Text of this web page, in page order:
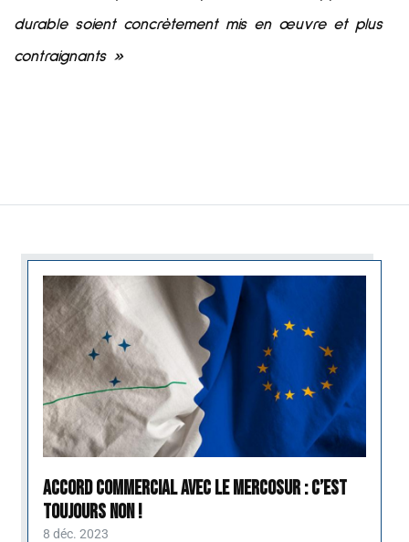
durable soient concrètement mis en œuvre et plus
contraignants »
Accord commercial avec le Mercosur : c’est
toujours NON !
8 déc. 2023